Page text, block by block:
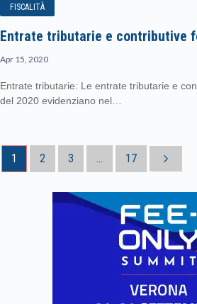
FISCALITÀ
Entrate tributarie e contributive
Apr 15, 2020
Entrate tributarie: Le entrate tributarie e
del 2020 evidenziano nel…
1 2 3 ... 17